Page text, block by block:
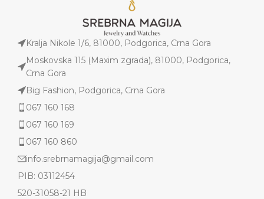
Kralja Nikole 1/6, 81000, Podgorica, Crna Gora
Moskovska 115 (Maxim zgrada), 81000, Podgorica,
Crna Gora
Big Fashion, Podgorica, Crna Gora
067 160 168
067 160 169
067 160 860
info.srebrnamagija@gmail.com
PIB: 03112454
520-31058-21 HB